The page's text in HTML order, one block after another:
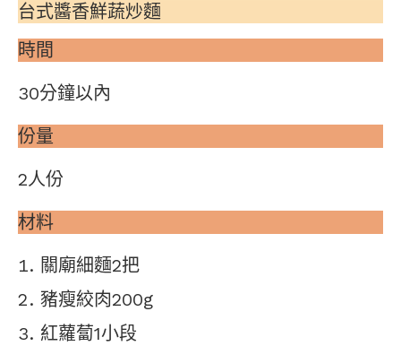
台式醬香鮮蔬炒麵
時間
30分鐘以內
份量
2人份
材料
關廟細麵2把
豬瘦絞肉200g
紅蘿蔔1小段